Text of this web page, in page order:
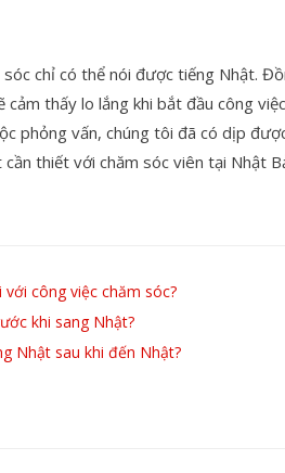
chỉ có thể nói được tiếng Nhật.
thấy lo lắng khi bắt đầu công
phỏng vấn, chúng tôi đã có dịp
thiết với chăm sóc viên tại Nhật
công việc chăm sóc?
khi sang Nhật?
Nhật sau khi đến Nhật?